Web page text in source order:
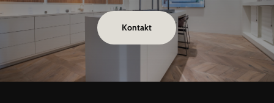
Kontakt